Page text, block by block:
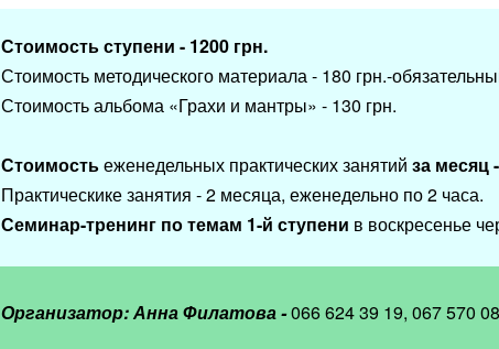
Стоимость ступени - 1200 грн.
Стоимость методического материала - 180 грн.-
Стоимость альбома «Грахи и мантры» - 130 грн.
Стоимостьеженедельных практических занятий за месяц
Практическике занятия - 2 месяца, еженедельно по 2 часа.
Семинар-тренинг по темам 1-й ступени в воскресенье
Организатор: Анна Филатова -066 624 39 19, 067 570